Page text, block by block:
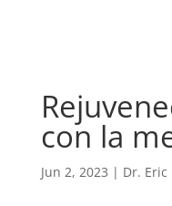
con la
Jun 2, 2023 | Dr. Eric